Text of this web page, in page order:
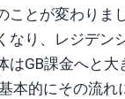
ことが変わりま
なり、レジデン
はGB課金へと大
本的にその流れ